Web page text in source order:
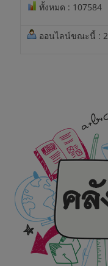
ทั้งหมด : 107584
ออนไลน์ขณะนี้ : 2